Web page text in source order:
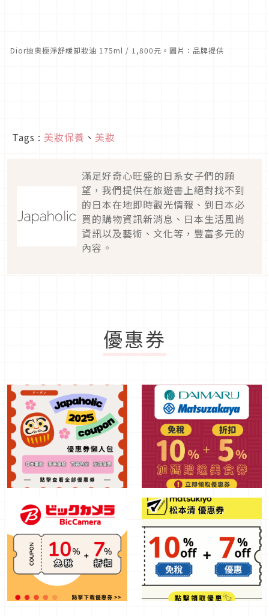
Dior迪奧極淨舒緩卸妝油 175ml / 1,800元。圖片：品牌提供
Tags : 美妝保養 、 美妝
滿足好奇心旺盛的日系女子們的願
望，我們提供在旅遊書上絕對找不到
的日本在地即時觀光情報、到日本必
買的購物資訊新消息、日本生活風尚
資訊以及藝術、文化等，豐富多元的
內容。
優惠券